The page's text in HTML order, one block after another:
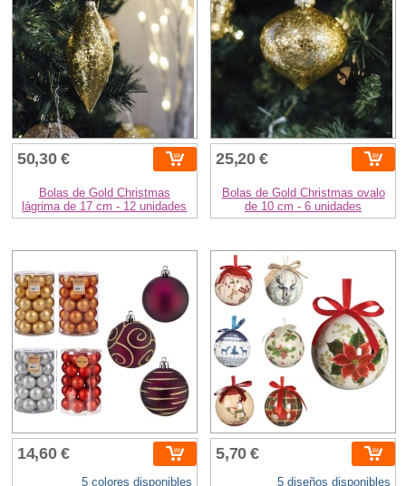
50,30 €
Bolas de Gold Christmas
lágrima de 17 cm - 12 unidades
25,20 €
Bolas de Gold Christmas ovalo
de 10 cm - 6 unidades
14,60 €
5 colores disponibles
5,70 €
5 diseños disponibles